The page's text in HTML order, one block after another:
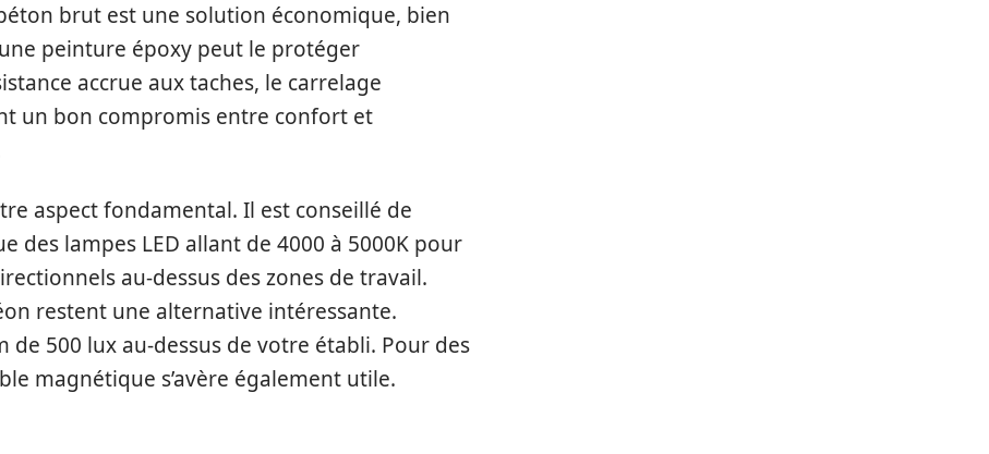
brut est une solution économique, bien
peinture époxy peut le protéger
accrue aux taches, le carrelage
un bon compromis entre confort et
aspect fondamental. Il est conseillé de
des lampes LED allant de 4000 à 5000K pour
au-dessus des zones de travail.
restent une alternative intéressante.
de 500 lux au-dessus de votre établi. Pour des
magnétique s’avère également utile.